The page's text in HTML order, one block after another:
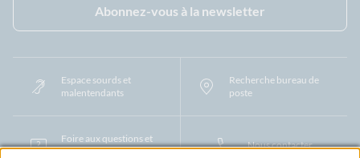
Abonnez-vous à la newsletter
Espace sourds et
malentendants
Recherche bureau de
poste
Foire aux questions et
centre d'aide
Nous contacter